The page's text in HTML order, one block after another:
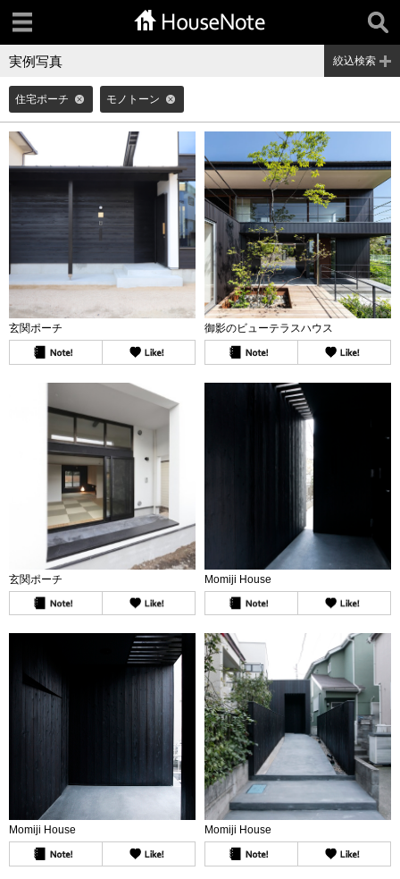
実例写真 絞込検索
住宅ポーチ モノトーン
玄関ポーチ 御影のビューテラスハウス
玄関ポーチ Momiji House
Momiji House Momiji House